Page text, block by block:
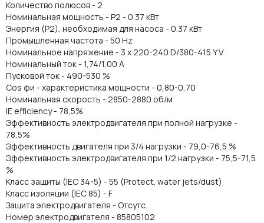
Количество полюсов - 2
Номинальная мощность - P2 - 0.37 кВт
Энергия (Р2), необходимая для насоса - 0.37 кВт
Промышленная частота - 50 Hz
Номинальное напряжение - 3 x 220-240 D/380-415 Y V
Номинальный ток - 1,74/1,00 A
Пусковой ток - 490-530 %
Cos фи - характеристика мощности - 0,80-0,70
Номинальная скорость - 2850-2880 об/м
IE efficiency - 78,5%
Эффективность электродвигателя при полной нагрузке -
78,5%
Эффективность двигателя при 3/4 нагрузки - 79,0-76,5 %
Эффективность электродвигателя при 1/2 нагрузки - 75,5-71,5
%
Класс защиты (IEC 34-5) - 55 (Protect. water jets/dust)
Класс изоляции (IEC 85) - F
Защита электродвигателя - Отсутс.
Номер электродвигателя - 85805102